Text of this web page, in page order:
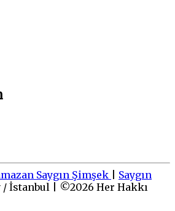
Saygın Şimşek
Saygın
/ İstanbul ©2026 Her Hakkı